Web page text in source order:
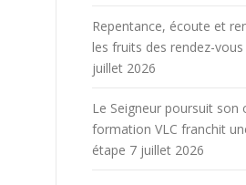
Repentance, écoute et
les fruits des rendez-vous
juillet 2026
Le Seigneur poursuit son
formation VLC franchit
étape 7 juillet 2026